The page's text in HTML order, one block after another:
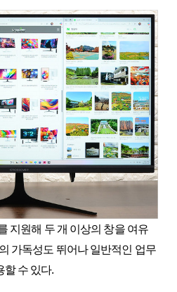
지원해 두 개 이상의 창을 여유
가독성도 뛰어나 일반적인 업무
할 수 있다.